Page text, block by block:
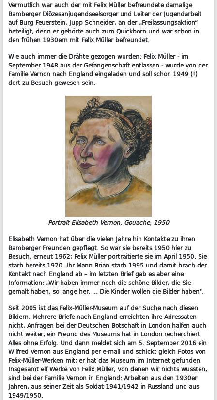
Vermutlich war auch der mit Felix Müller befreundete damalige
Bamberger Diözesanjugendseelsorger und Leiter der Jugendarbeit
auf Burg Feuerstein, Jupp Schneider, an der „Freilassungsaktion“
beteiligt, denn er gehörte auch zum Quickborn und war schon in
den frühen 1930ern mit Felix Müller befreundet.
Wie auch immer die Drähte gezogen wurden: Felix Müller - im
September 1948 aus der Gefangenschaft entlassen - wurde von der
Familie Vernon nach England eingeladen und soll schon 1949 (!)
dort zu Besuch gewesen sein.
Portrait Elisabeth Vernon, Gouache, 1950
Elisabeth Vernon hat über die vielen Jahre hin Kontakte zu ihren
Bamberger Freunden gepflegt. So war sie bereits 1950 hier zu
Besuch, erneut 1962; Felix Müller portraitierte sie im April 1950. Sie
starb bereits 1970. Ihr Mann Brian starb 1995 und damit brach der
Kontakt nach England ab – im letzten Brief gab es aber eine
Information: „Wir haben immer noch die schöne Bilder, die Sie
gemalt haben, so lange her. … Die Kinder wollen die Bilder haben“.
Seit 2005 ist das Felix-Müller-Museum auf der Suche nach diesen
Bildern. Mehrere Briefe nach England erreichten ihre Adressaten
nicht, Anfragen bei der Deutschen Botschaft in London halfen auch
nicht weiter, ein Freund des Museums hat in London recherchiert.
Alles ohne Erfolg. Und dann meldet sich am 5. September 2016 ein
Wilfred Vernon aus England per e-mail und schickt gleich Fotos von
Felix-Müller-Werken mit; er hat das Museum im Internet gefunden.
Insgesamt elf Werke von Felix Müller, von denen wir nichts wussten,
sind bei der Familie Vernon in England: Arbeiten aus den 1930er
Jahren, aus seiner Zeit als Soldat 1941/1942 in Russland und aus
1949/1950.